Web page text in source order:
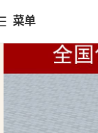
菜单
首页 三合院